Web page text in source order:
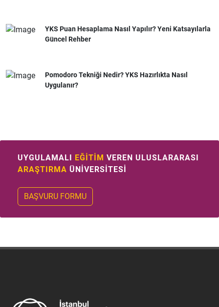
YKS Puan Hesaplama Nasıl Yapılır? Yeni Katsayılarla
Güncel Rehber
Pomodoro Tekniği Nedir? YKS Hazırlıkta Nasıl
Uygulanır?
UYGULAMALI EĞİTİM VEREN ULUSLARARASI
ARAŞTIRMA ÜNİVERSİTESİ
BAŞVURU FORMU